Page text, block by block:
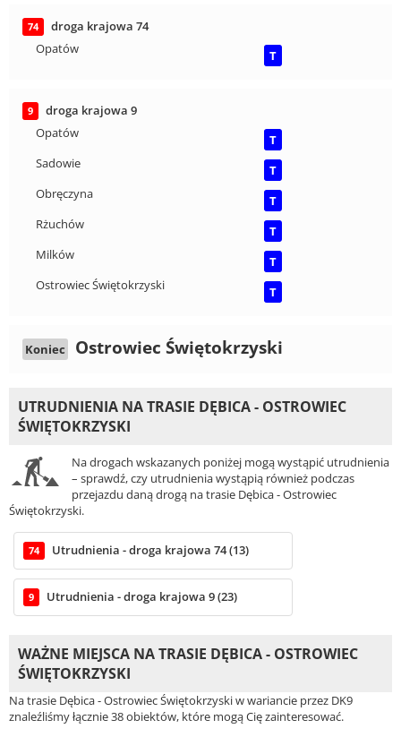
74
droga krajowa 74
Opatów
T
9
droga krajowa 9
Opatów
T
Sadowie
T
Obręczyna
T
Rżuchów
T
Milków
T
Ostrowiec Świętokrzyski
T
Koniec Ostrowiec Świętokrzyski
UTRUDNIENIA NA TRASIE DĘBICA - OSTROWIEC
ŚWIĘTOKRZYSKI
Na drogach wskazanych poniżej mogą wystąpić utrudnienia
– sprawdź, czy utrudnienia wystąpią również podczas
przejazdu daną drogą na trasie Dębica - Ostrowiec
Świętokrzyski.
74 Utrudnienia - droga krajowa 74 (13)
9 Utrudnienia - droga krajowa 9 (23)
WAŻNE MIEJSCA NA TRASIE DĘBICA - OSTROWIEC
ŚWIĘTOKRZYSKI
Na trasie Dębica - Ostrowiec Świętokrzyski w wariancie przez DK9
znaleźliśmy łącznie 38 obiektów, które mogą Cię zainteresować.